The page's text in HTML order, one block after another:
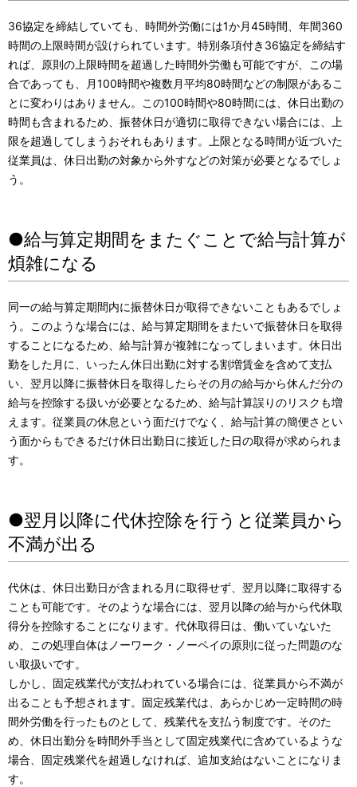
36協定を締結していても、時間外労働には1か月45時間、年間360
時間の上限時間が設けられています。特別条項付き36協定を締結す
れば、原則の上限時間を超過した時間外労働も可能ですが、この場
合であっても、月100時間や複数月平均80時間などの制限があるこ
とに変わりはありません。この100時間や80時間には、休日出勤の
時間も含まれるため、振替休日が適切に取得できない場合には、上
限を超過してしまうおそれもあります。上限となる時間が近づいた
従業員は、休日出勤の対象から外すなどの対策が必要となるでしょ
う。
●給与算定期間をまたぐことで給与計算が
煩雑になる
同一の給与算定期間内に振替休日が取得できないこともあるでしょ
う。このような場合には、給与算定期間をまたいで振替休日を取得
することになるため、給与計算が複雑になってしまいます。休日出
勤をした月に、いったん休日出勤に対する割増賃金を含めて支払
い、翌月以降に振替休日を取得したらその月の給与から休んだ分の
給与を控除する扱いが必要となるため、給与計算誤りのリスクも増
えます。従業員の休息という面だけでなく、給与計算の簡便さとい
う面からもできるだけ休日出勤日に接近した日の取得が求められま
す。
●翌月以降に代休控除を行うと従業員から
不満が出る
代休は、休日出勤日が含まれる月に取得せず、翌月以降に取得する
ことも可能です。そのような場合には、翌月以降の給与から代休取
得分を控除することになります。代休取得日は、働いていないた
め、この処理自体はノーワーク・ノーペイの原則に従った問題のな
い取扱いです。
しかし、固定残業代が支払われている場合には、従業員から不満が
出ることも予想されます。固定残業代は、あらかじめ一定時間の時
間外労働を行ったものとして、残業代を支払う制度です。そのた
め、休日出勤分を時間外手当として固定残業代に含めているような
場合、固定残業代を超過しなければ、追加支給はないことになりま
す。